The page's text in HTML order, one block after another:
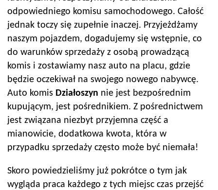
odpowiedniego komisu samochodowego. Całość
jednak toczy się zupełnie inaczej. Przyjeżdżamy
naszym pojazdem, dogadujemy się wstępnie, co
do warunków sprzedaży z osobą prowadzącą
komis i zostawiamy nasz auto na placu, gdzie
będzie oczekiwał na swojego nowego nabywcę.
Auto komis Działoszyn nie jest bezpośrednim
kupującym, jest pośrednikiem. Z pośrednictwem
jest związana niezbyt przyjemna część a
mianowicie, dodatkowa kwota, która w
przypadku sprzedaży często może być niemała!
Skoro powiedzieliśmy już pokrótce o tym jak
wygląda praca każdego z tych miejsc czas przejść